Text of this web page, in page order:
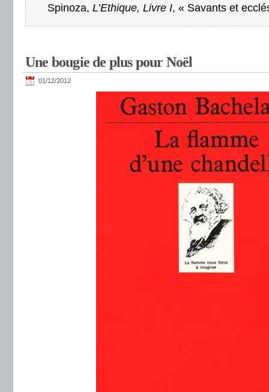
Spinoza, L’Ethique, Livre I, « Savants et
Une bougie de plus pour Noël
01/12/2012